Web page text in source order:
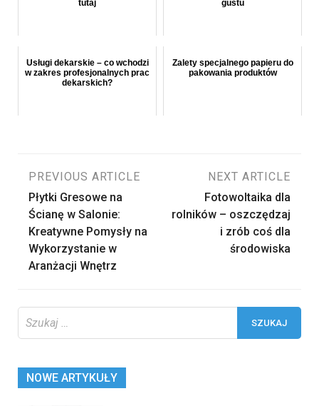
tutaj gustu
Usługi dekarskie – co wchodzi
w zakres profesjonalnych prac
dekarskich?
Zalety specjalnego papieru do
pakowania produktów
Nawigacja
wpisu
PREVIOUS ARTICLE
Płytki Gresowe na
Ścianę w Salonie:
Kreatywne Pomysły na
Wykorzystanie w
Aranżacji Wnętrz
NEXT ARTICLE
Fotowoltaika dla
rolników – oszczędzaj
i zrób coś dla
środowiska
NOWE ARTYKUŁY